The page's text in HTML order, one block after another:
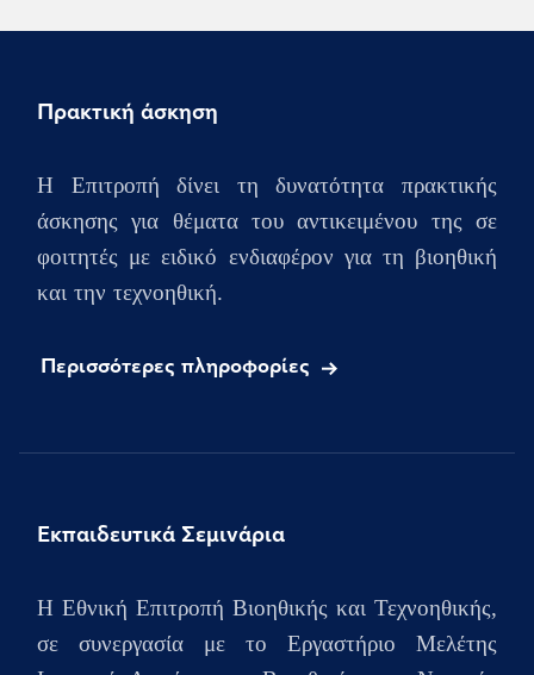
Πρακτική άσκηση
Η Επιτροπή δίνει τη δυνατότητα πρακτικής
άσκησης για θέματα του αντικειμένου της σε
φοιτητές με ειδικό ενδιαφέρον για τη βιοηθική
και την τεχνοηθική.
Περισσότερες πληροφορίες
Εκπαιδευτικά Σεμινάρια
H Εθνική Επιτροπή Βιοηθικής και Τεχνοηθικής,
σε συνεργασία με το Εργαστήριο Μελέτης